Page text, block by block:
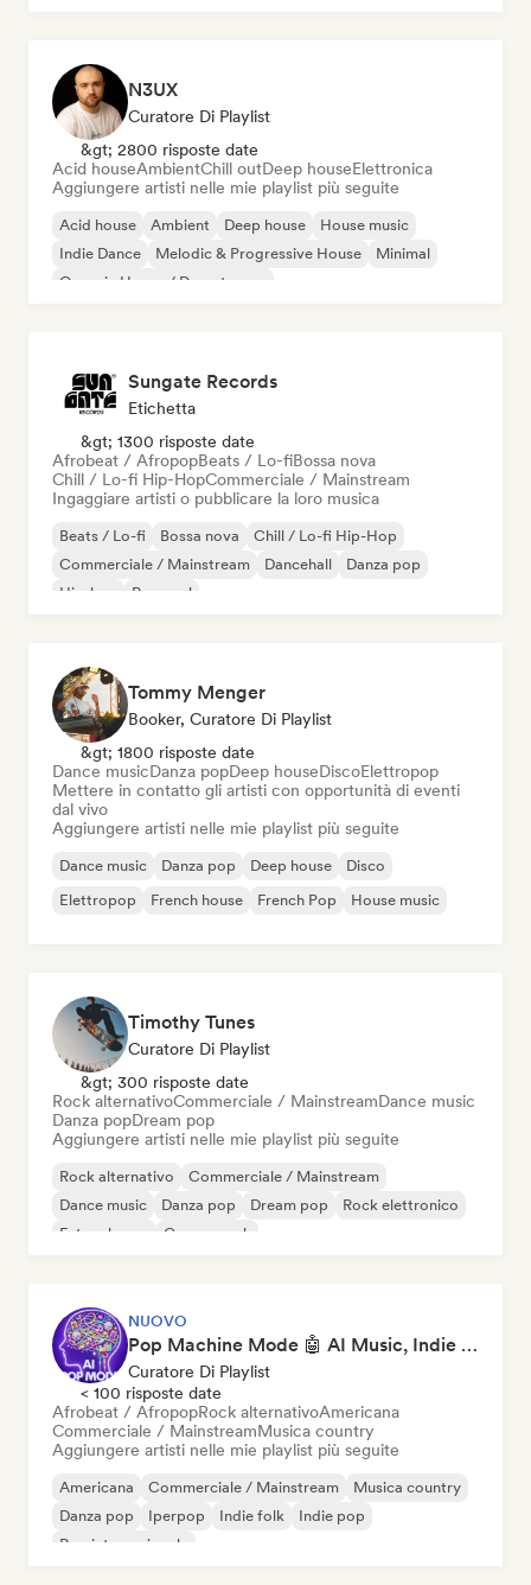
N3UX
Curatore Di Playlist
&gt; 2800 risposte date
Acid houseAmbientChill outDeep houseElettronica
Aggiungere artisti nelle mie playlist più seguite
Acid house Ambient Deep house
House music
Indie Dance
Melodic & Progressive House
Minimal
Organic House / Downtempo
Sungate Records
Etichetta
&gt; 1300 risposte date
Afrobeat / AfropopBeats / Lo-fiBossa nova
Chill / Lo-fi Hip-HopCommerciale / Mainstream
Ingaggiare artisti o pubblicare la loro musica
Beats / Lo-fi Bossa nova
Chill / Lo-fi Hip-Hop
Commerciale / Mainstream
Dancehall
Danza pop
Hip-hop
Pop soul
Tommy Menger
Booker, Curatore Di Playlist
&gt; 1800 risposte date
Dance musicDanza popDeep houseDiscoElettropop
Mettere in contatto gli artisti con opportunità di eventi
dal vivo
Aggiungere artisti nelle mie playlist più seguite
Dance music Danza pop Deep house
Disco
Elettropop
French house French Pop House music
Timothy Tunes
Curatore Di Playlist
&gt; 300 risposte date
Rock alternativoCommerciale / MainstreamDance music
Danza popDream pop
Aggiungere artisti nelle mie playlist più seguite
Rock alternativo
Commerciale / Mainstream
Dance music
Danza pop Dream pop
Rock elettronico
Future house
Garage rock
NUOVO
Pop Machine Mode 🤖 AI Music, Indie Pop & Dream Pop
Curatore Di Playlist
< 100 risposte date
Afrobeat / AfropopRock alternativoAmericana
Commerciale / MainstreamMusica country
Aggiungere artisti nelle mie playlist più seguite
Americana Commerciale / Mainstream
Musica country
Danza pop
Iperpop Indie folk
Indie pop
Pop internazionale